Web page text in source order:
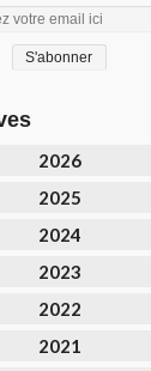
2026
2025
2024
2023
2022
2021